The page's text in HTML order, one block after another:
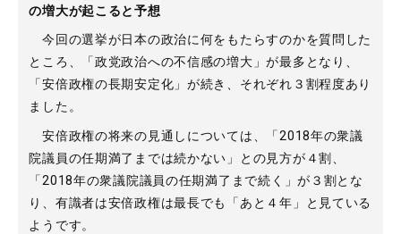
の増大が起こると予想
今回の選挙が日本の政治に何をもたらすのかを質問した
ところ、「政党政治への不信感の増大」が最多となり、
「安倍政権の長期安定化」が続き、それぞれ３割程度あり
ました。
安倍政権の将来の見通しについては、「2018年の衆議
院議員の任期満了までは続かない」との見方が４割、
「2018年の衆議院議員の任期満了まで続く」が３割とな
り、有識者は安倍政権は最長でも「あと４年」と見ている
ようです。